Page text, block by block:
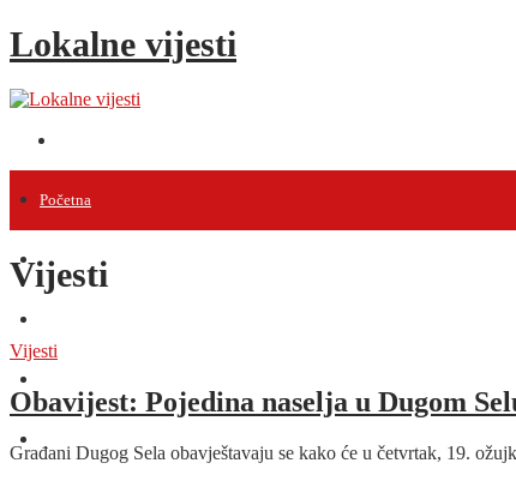
Lokalne vijesti
Početna
Vijesti
Vijesti
Vijesti
Obavijest: Pojedina naselja u Dugom
Građani Dugog Sela obavještavaju se kako će u četvrtak, 19.